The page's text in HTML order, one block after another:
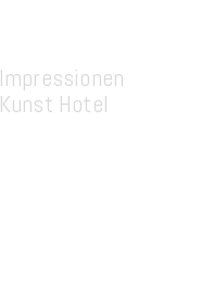
Impressionen
Kunst Hotel